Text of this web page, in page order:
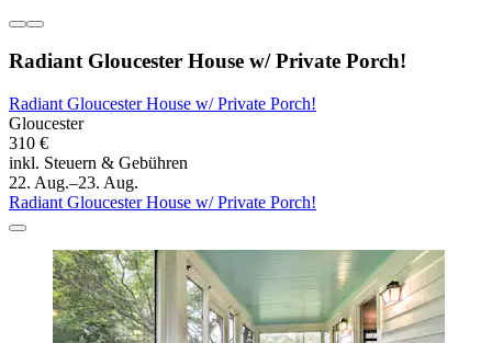
Radiant Gloucester House w/ Private Porch!
Radiant Gloucester House w/ Private Porch!
Gloucester
310 €
inkl. Steuern & Gebühren
22. Aug.–23. Aug.
Radiant Gloucester House w/ Private Porch!